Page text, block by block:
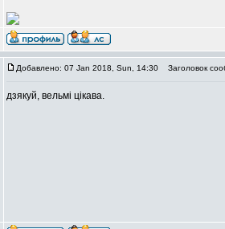
Добавлено: 07 Jan 2018, Sun, 14:30 Заголовок
дзякуй, вельмі цікава.